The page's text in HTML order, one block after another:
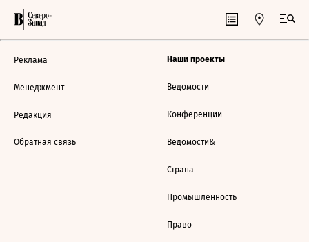
Реклама
Менеджмент
Редакция
Обратная связь
Наши проекты
Ведомости
Конференции
Ведомости&
Страна
Промышленность
Право